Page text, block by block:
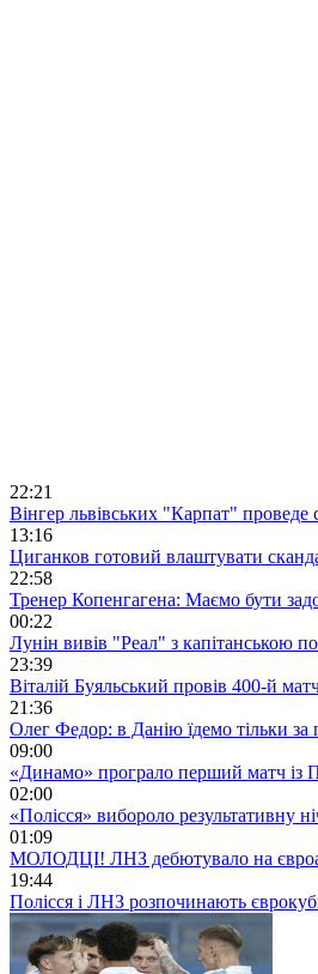
22:21
Вінгер львівських "Карпат"
13:16
Циганков готовий влаштувати
22:58
Тренер Копенгагена: Маємо бути
00:22
Лунін вивів "Реал" з капітанською
23:39
Віталій Буяльський провів 400-й
21:36
Олег Федор: в Данію їдемо тільки за
09:00
«Динамо» програло перший матч
02:00
«Полісся» вибороло результативну
01:09
МОЛОДЦІ! ЛНЗ дебютувало на
19:44
Полісся і ЛНЗ розпочинають